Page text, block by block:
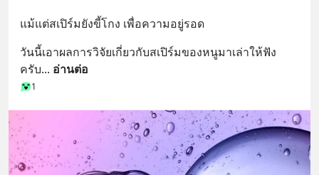
แม้แต่สเปิร์มยังขี้โกง เพื่อความอยู่รอด
วันนี้เอาผลการวิจัยเกี่ยวกับสเปิร์มของหนูมาเล่าให้ฟัง
ครับ... อ่านต่อ
1